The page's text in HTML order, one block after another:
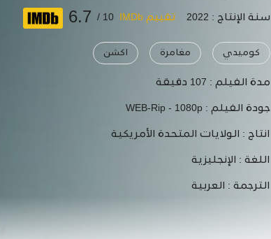
سنة الإنتاج : 2022 تقييم IMDb 10 /
6.7
كوميدي مغامرة اكشن
مدة الفيلم : 107 دقيقة
جودة الفيلم : WEB-Rip - 1080p
انتاج : الولايات المتحدة الأمريكية
اللغة : الإنجليزية
الترجمة : العربية